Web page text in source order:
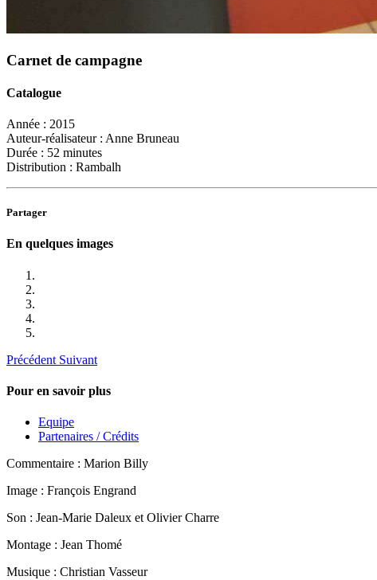
Carnet de campagne
Catalogue
Année : 2015
Auteur-réalisateur : Anne Bruneau
Durée : 52 minutes
Distribution : Rambalh
Partager
En quelques images
Précédent Suivant
Pour en savoir plus
Equipe
Partenaires / Crédits
Commentaire : Marion Billy
Image : François Engrand
Son : Jean-Marie Daleux et Olivier Charre
Montage : Jean Thomé
Musique : Christian Vasseur